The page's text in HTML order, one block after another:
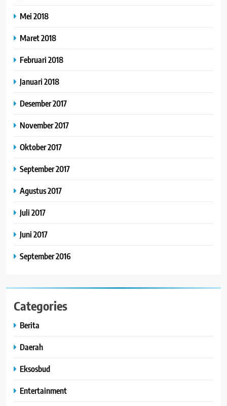
Mei 2018
Maret 2018
Februari 2018
Januari 2018
Desember 2017
November 2017
Oktober 2017
September 2017
Agustus 2017
Juli 2017
Juni 2017
September 2016
Categories
Berita
Daerah
Eksosbud
Entertainment